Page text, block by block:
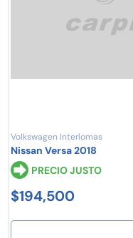
Volkswagen Interlomas
Nissan Versa 2018
PRECIO JUSTO
$194,500